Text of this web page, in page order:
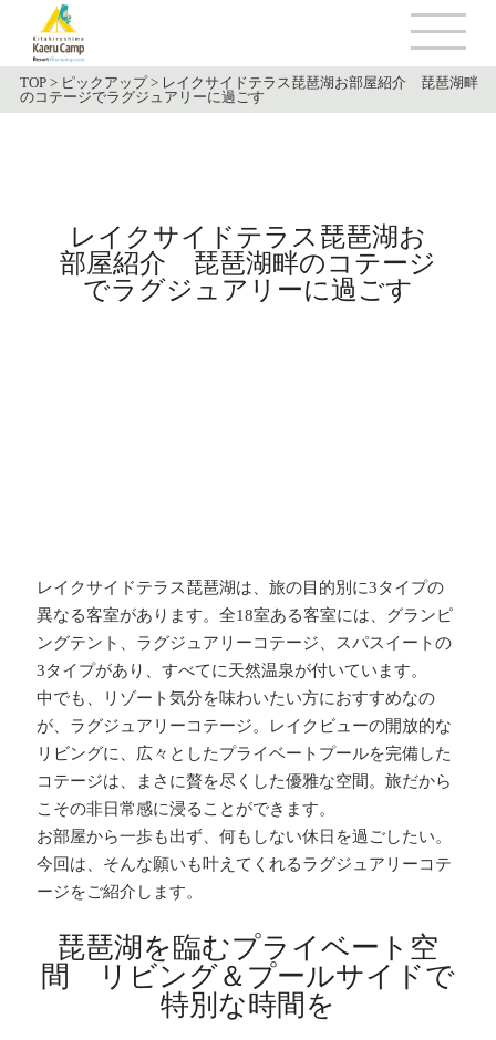
TOP > ピックアップ> レイクサイドテラス琵琶湖お部屋紹介 琵琶湖畔
のコテージでラグジュアリーに過ごす
レイクサイドテラス琵琶湖お
部屋紹介 琵琶湖畔のコテージ
でラグジュアリーに過ごす
レイクサイドテラス琵琶湖は、旅の目的別に3タイプの
異なる客室があります。全18室ある客室には、グランピ
ングテント、ラグジュアリーコテージ、スパスイートの
3タイプがあり、すべてに天然温泉が付いています。
中でも、リゾート気分を味わいたい方におすすめなの
が、ラグジュアリーコテージ。レイクビューの開放的な
リビングに、広々としたプライベートプールを完備した
コテージは、まさに贅を尽くした優雅な空間。旅だから
こその非日常感に浸ることができます。
お部屋から一歩も出ず、何もしない休日を過ごしたい。
今回は、そんな願いも叶えてくれるラグジュアリーコテ
ージをご紹介します。
琵琶湖を臨むプライベート空
間 リビング＆プールサイドで
特別な時間を